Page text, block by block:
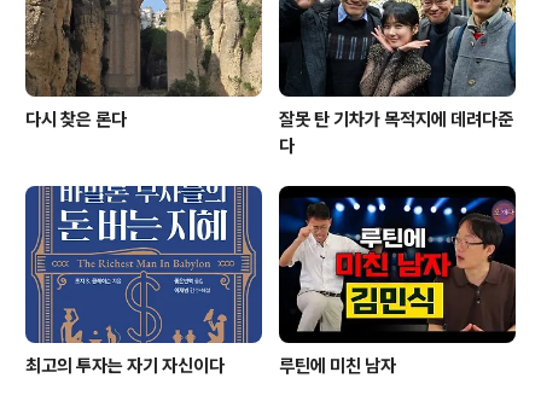
다시 찾은 론다
잘못 탄 기차가 목적지에 데려다준
다
최고의 투자는 자기 자신이다 루틴에 미친 남자